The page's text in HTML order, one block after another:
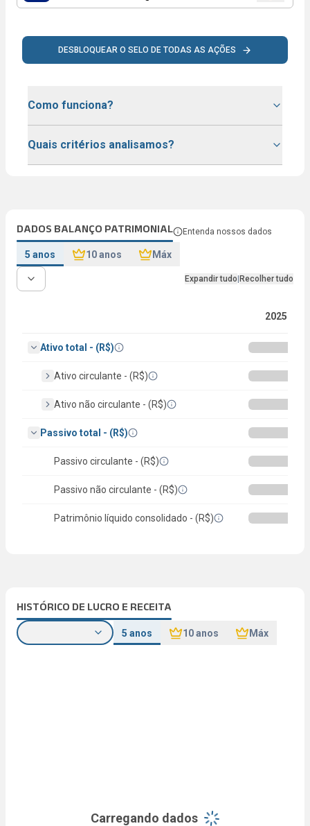
DESBLOQUEAR O SELO DE TODAS AS AÇÕES
Como funciona?
Quais critérios analisamos?
DADOS BALANÇO PATRIMONIAL Entenda nossos dados
5 anos 10 anos Máx
Expandir tudo Recolher tudo
2025
Ativo total - (R$)
Ativo circulante - (R$)
Ativo não circulante - (R$)
Passivo total - (R$)
Passivo circulante - (R$)
Passivo não circulante - (R$)
Patrimônio líquido consolidado - (R$)
HISTÓRICO DE LUCRO E RECEITA
5 anos 10 anos Máx
Carregando dados